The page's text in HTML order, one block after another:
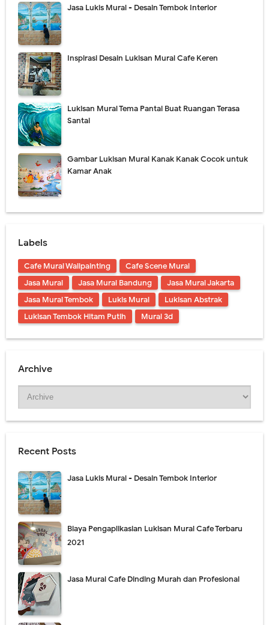
Jasa Lukis Mural - Desain Tembok Interior
Inspirasi Desain Lukisan Mural Cafe Keren
Lukisan Mural Tema Pantai Buat Ruangan Terasa
Santai
Gambar Lukisan Mural Kanak Kanak Cocok untuk
Kamar Anak
Labels
Cafe Mural Wallpainting
Cafe Scene Mural
Jasa Mural
Jasa Mural Bandung
Jasa Mural Jakarta
Jasa Mural Tembok
Lukis Mural
Lukisan Abstrak
Lukisan Tembok Hitam Putih
Mural 3d
Archive
Recent Posts
Jasa Lukis Mural - Desain Tembok Interior
Biaya Pengaplikasian Lukisan Mural Cafe Terbaru
2021
Jasa Mural Cafe Dinding Murah dan Profesional